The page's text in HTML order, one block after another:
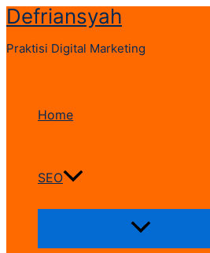
Skip
content
Defriansyah
Praktisi Digital Marketing
Home
SEO
Menu